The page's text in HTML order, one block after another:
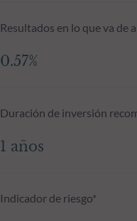
Resultados en lo que va de
0.57%
Duración de inversión
1 años
Indicador de riesgo*